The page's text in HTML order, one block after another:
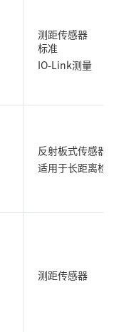
测距传感器
标准
IO-Link测量
反射板式传感器
适用于长距离检
测距传感器